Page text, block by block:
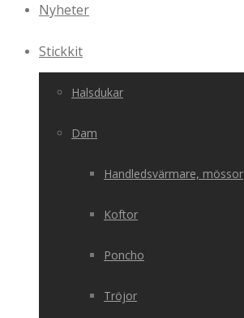
Nyheter
Stickkit
Halsdukar
Dam
Handledsvärmare, mössor
Koftor
Poncho
Tröjor